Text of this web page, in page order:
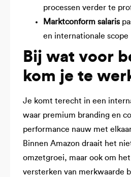
processen verder te
Marktconform salaris
en internationale scope
Bij wat voor
kom je te
Je komt terecht in een
waar premium branding en
performance nauw met
Binnen Amazon draait het
omzetgroei, maar ook om
versterken van merkwaarde